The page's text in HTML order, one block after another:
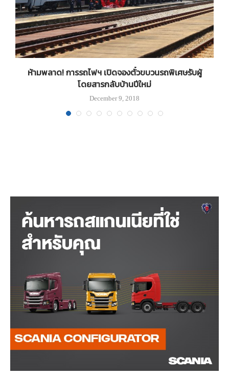
ห้ามพลาด! การรถไฟฯ เปิดจองตั๋วขบวนรถพิเศษรับผู้
โดยสารกลับบ้านปีใหม่
December 9, 2018